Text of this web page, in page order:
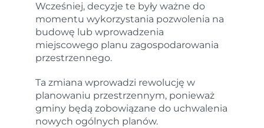
Wcześniej, decyzje te były ważne do
momentu wykorzystania pozwolenia na
budowę lub wprowadzenia
miejscowego planu zagospodarowania
przestrzennego.
Ta zmiana wprowadzi rewolucję w
planowaniu przestrzennym, ponieważ
gminy będą zobowiązane do uchwalenia
nowych ogólnych planów.